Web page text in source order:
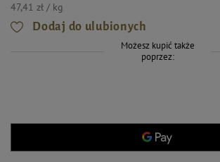
47,41 zł / kg
Dodaj do ulubionych
Możesz kupić także
poprzez: